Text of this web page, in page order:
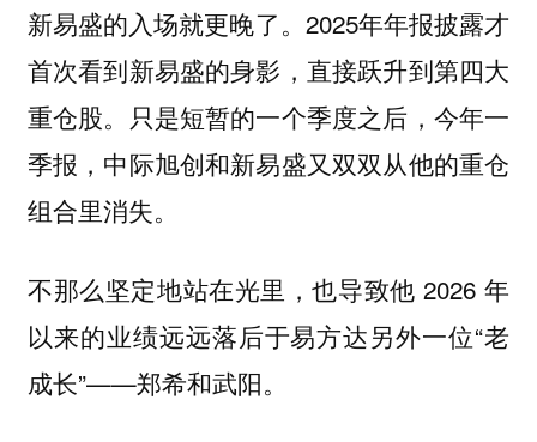
新易盛的入场就更晚了。2025年年报披露才
首次看到新易盛的身影，直接跃升到第四大
重仓股。只是短暂的一个季度之后，今年一
季报，中际旭创和新易盛又双双从他的重仓
组合里消失。
不那么坚定地站在光里，也导致他 2026 年
以来的业绩远远落后于易方达另外一位“老
成长”——郑希和武阳。